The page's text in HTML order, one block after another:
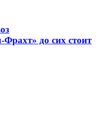
Фрахт» до сих стоит